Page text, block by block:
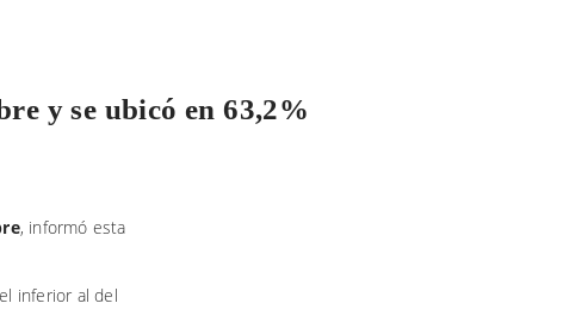
y se ubicó en 63,2%
, informó esta
inferior al del